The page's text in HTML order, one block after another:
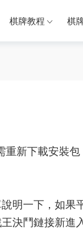
棋牌教程 棋
新下載安裝包
明一下，如果
決鬥鏈接新進